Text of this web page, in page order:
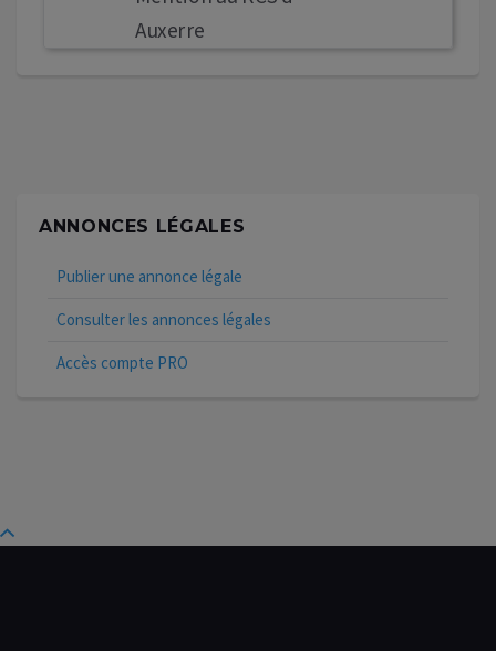
Auxerre
ANNONCES LÉGALES
Publier une annonce légale
Consulter les annonces légales
Accès compte PRO